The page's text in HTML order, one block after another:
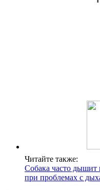
Читайте также:
Собака часто дышит
при проблемах с